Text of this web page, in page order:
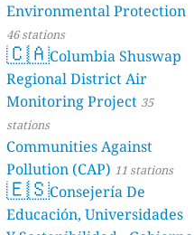
Environmental Protection
46 stations
🇨🇦Columbia Shuswap
Regional District Air
Monitoring Project 35
stations
Communities Against
Pollution (CAP) 11 stations
🇪🇸Consejería De
Educación, Universidades